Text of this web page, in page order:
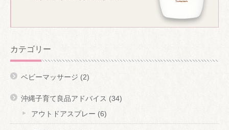
カテゴリー
ベビーマッサージ (2)
沖縄子育て良品アドバイス (34)
アウトドアスプレー (6)